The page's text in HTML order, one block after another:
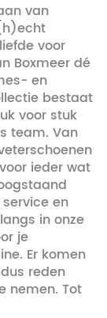
van
voor
Boxmeer dé
en
bestaat
voor stuk
team. Van
ieder wat
en
in onze
je
Er komen
reden
nemen. Tot